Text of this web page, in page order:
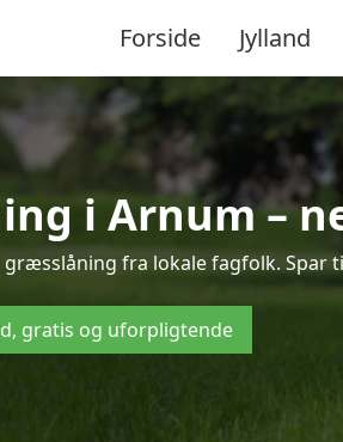
Forside Jylland
i Arnum –
fra lokale fagfolk. Spar
gratis og uforpligtende